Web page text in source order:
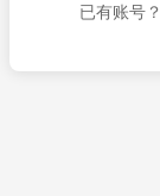
已有账号？